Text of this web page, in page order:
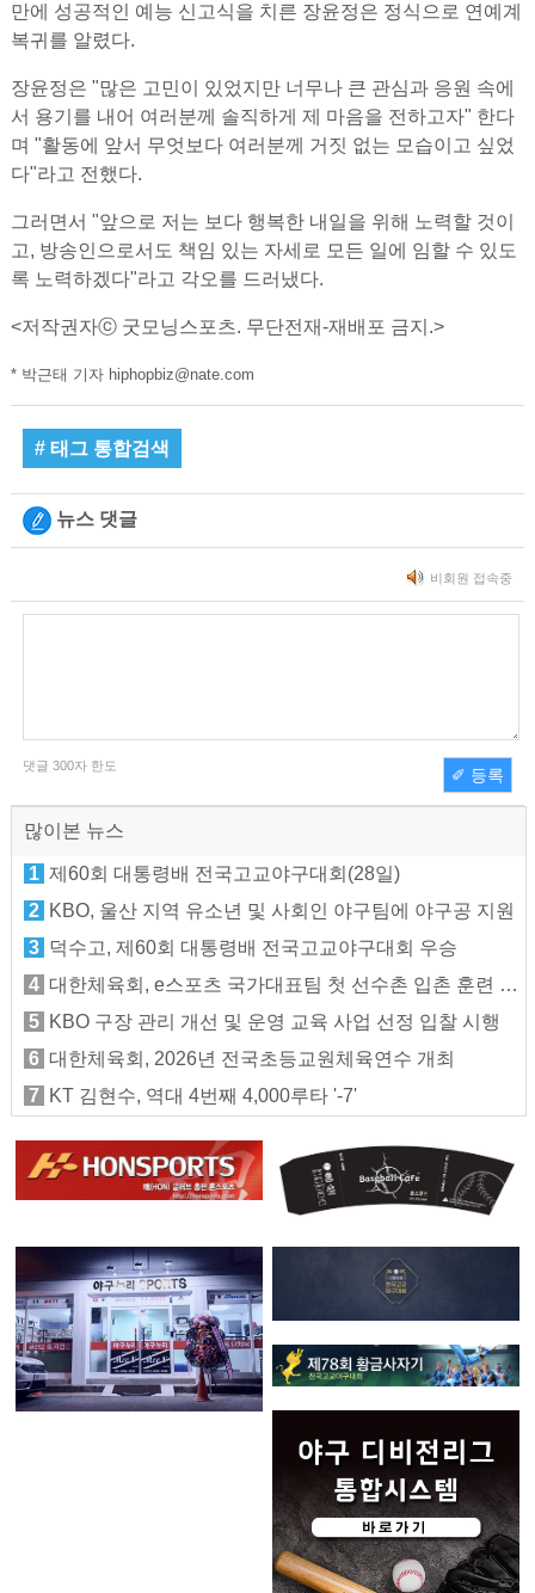
만에 성공적인 예능 신고식을 치른 장윤정은 정식으로 연예계
복귀를 알렸다.
장윤정은 "많은 고민이 있었지만 너무나 큰 관심과 응원 속에
서 용기를 내어 여러분께 솔직하게 제 마음을 전하고자" 한다
며 "활동에 앞서 무엇보다 여러분께 거짓 없는 모습이고 싶었
다"라고 전했다.
그러면서 "앞으로 저는 보다 행복한 내일을 위해 노력할 것이
고, 방송인으로서도 책임 있는 자세로 모든 일에 임할 수 있도
록 노력하겠다"라고 각오를 드러냈다.
<저작권자ⓒ 굿모닝스포츠. 무단전재-재배포 금지.>
* 박근태 기자 hiphopbiz@nate.com
# 태그 통합검색
뉴스 댓글
비회원 접속중
댓글 300자 한도 ✐ 등록
많이본 뉴스
1 제60회 대통령배 전국고교야구대회(28일)
2 KBO, 울산 지역 유소년 및 사회인 야구팀에 야구공 지원
3 덕수고, 제60회 대통령배 전국고교야구대회 우승
4 대한체육회, e스포츠 국가대표팀 첫 선수촌 입촌 훈련 지원
5 KBO 구장 관리 개선 및 운영 교육 사업 선정 입찰 시행
6 대한체육회, 2026년 전국초등교원체육연수 개최
7
KT 김현수, 역대 4번째 4,000루타 '-7'